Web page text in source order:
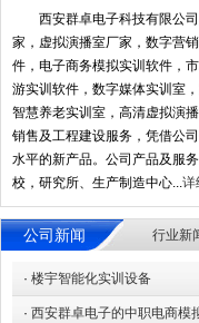
西安群卓电子科技有限公司
家，虚拟演播室厂家，数字营
件，电子商务模拟实训软件，
游实训软件，数字媒体实训室
智慧养老实训室，高清虚拟演
销售及工程建设服务，凭借公
水平的新产品。公司产品及服
校，研究所、生产制造中心...详
公司新闻 行业新
· 楼宇智能化实训设备
· 西安群卓电子的中职电商模